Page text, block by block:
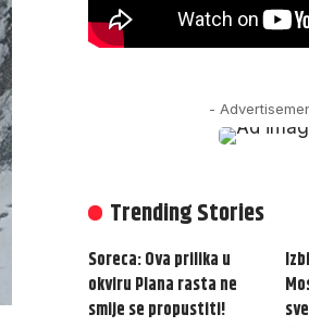
-
Trending Stories
Soreca: Ova prilika u
okviru Plana rasta ne
smije se propustiti!